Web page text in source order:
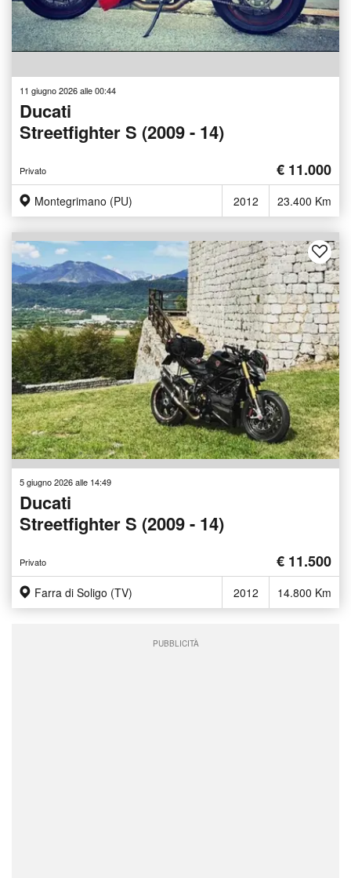
11 giugno 2026 alle 00:44
Ducati
Streetfighter S (2009 - 14)
Privato € 11.000
Montegrimano (PU) 2012 23.400 Km
5 giugno 2026 alle 14:49
Ducati
Streetfighter S (2009 - 14)
Privato € 11.500
Farra di Soligo (TV) 2012 14.800 Km
PUBBLICITÀ